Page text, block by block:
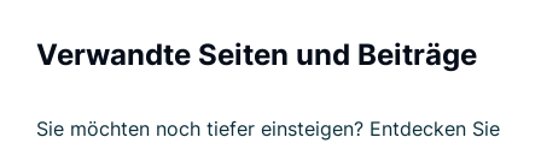
Verwandte Seiten und Beiträge
Sie möchten noch tiefer einsteigen? Entdecken Sie